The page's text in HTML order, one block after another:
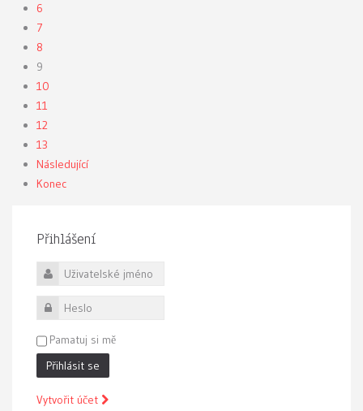
6
7
8
9
10
11
12
13
Následující
Konec
Přihlášení
Uživatelské jméno
Heslo
Pamatuj si mě
Přihlásit se
Vytvořit účet